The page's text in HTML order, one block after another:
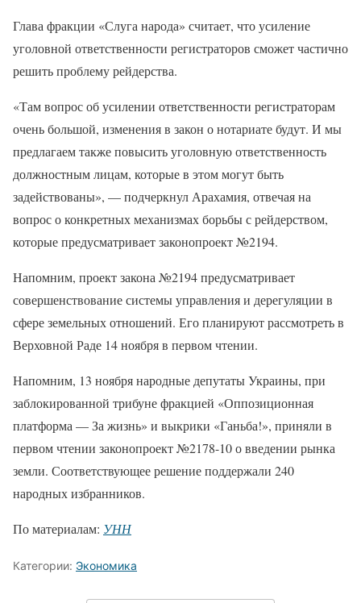
Глава фракции «Слуга народа» считает, что усиление
уголовной ответственности регистраторов сможет частично
решить проблему рейдерства.
«Там вопрос об усилении ответственности регистраторам
очень большой, изменения в закон о нотариате будут. И мы
предлагаем также повысить уголовную ответственность
должностным лицам, которые в этом могут быть
задействованы», — подчеркнул Арахамия, отвечая на
вопрос о конкретных механизмах борьбы с рейдерством,
которые предусматривает законопроект №2194.
Напомним, проект закона №2194 предусматривает
совершенствование системы управления и дерегуляции в
сфере земельных отношений. Его планируют рассмотреть в
Верховной Раде 14 ноября в первом чтении.
Напомним, 13 ноября народные депутаты Украины, при
заблокированной трибуне фракцией «Оппозиционная
платформа — За жизнь» и выкрики «Ганьба!», приняли в
первом чтении законопроект №2178-10 о введении рынка
земли. Соответствующее решение поддержали 240
народных избранников.
По материалам: УНН
Категории: Экономика